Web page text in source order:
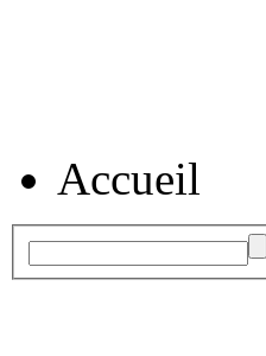
Accueil